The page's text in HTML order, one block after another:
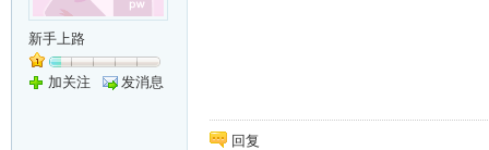
新手上路
加关注 发消息
回复